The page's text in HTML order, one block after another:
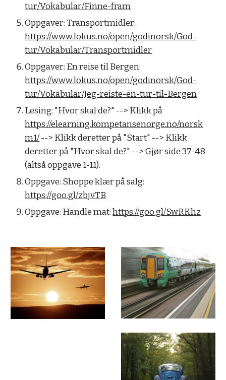
tur/Vokabular/Finne-fram
https://www.lokus.no/open/godinorsk/God-
tur/Vokabular/Transportmidler
https://www.lokus.no/open/godinorsk/God-
tur/Vokabular/Jeg-reiste-en-tur-til-Bergen
https://elearning.kompetansenorge.no/norsk
m1/ --> Klikk deretter på "Start" --> Klikk
deretter på "Hvor skal de?" --> Gjør side 37-48
(altså oppgave 1-11).
https://goo.gl/zbjvTB
Oppgave: Handle mat: https://goo.gl/SwRKhz